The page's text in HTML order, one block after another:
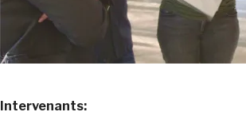
Intervenants: